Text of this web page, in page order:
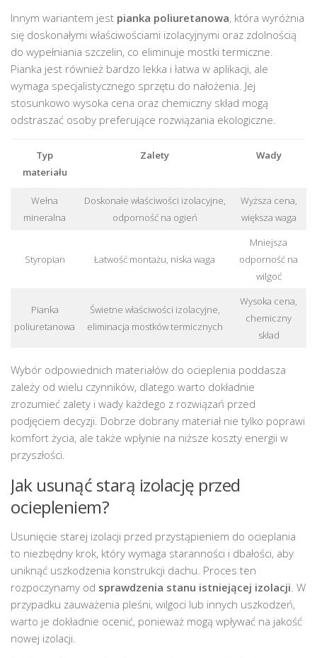
Innym wariantem jest pianka poliuretanowa, która wyróżnia
się doskonałymi właściwościami izolacyjnymi oraz zdolnością
do wypełniania szczelin, co eliminuje mostki termiczne.
Pianka jest również bardzo lekka i łatwa w aplikacji, ale
wymaga specjalistycznego sprzętu do nałożenia. Jej
stosunkowo wysoka cena oraz chemiczny skład mogą
odstraszać osoby preferujące rozwiązania ekologiczne.
Typ
materiału
Zalety Wady
Wełna
mineralna
Doskonałe właściwości izolacyjne,
odporność na ogień
Wyższa cena,
większa waga
Styropian Łatwość montażu, niska waga
Mniejsza
odporność na
wilgoć
Pianka
poliuretanowa
Świetne właściwości izolacyjne,
eliminacja mostków termicznych
Wysoka cena,
chemiczny
skład
Wybór odpowiednich materiałów do ocieplenia poddasza
zależy od wielu czynników, dlatego warto dokładnie
zrozumieć zalety i wady każdego z rozwiązań przed
podjęciem decyzji. Dobrze dobrany materiał nie tylko poprawi
komfort życia, ale także wpłynie na niższe koszty energii w
przyszłości.
Jak usunąć starą izolację przed
ociepleniem?
Usunięcie starej izolacji przed przystąpieniem do ocieplania
to niezbędny krok, który wymaga staranności i dbałości, aby
uniknąć uszkodzenia konstrukcji dachu. Proces ten
rozpoczynamy od sprawdzenia stanu istniejącej izolacji. W
przypadku zauważenia pleśni, wilgoci lub innych uszkodzeń,
warto je dokładnie ocenić, ponieważ mogą wpływać na jakość
nowej izolacji.